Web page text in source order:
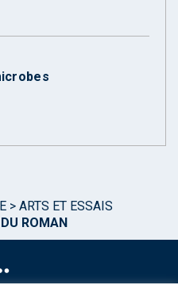
> ARTS ET ESSAIS
ROMAN